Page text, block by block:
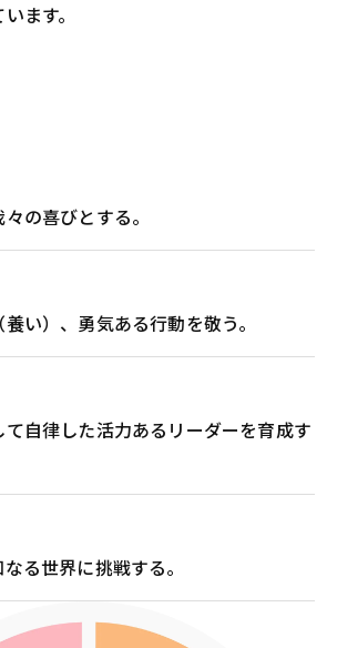
ます。
の喜びとする。
い）、勇気ある行動を敬う。
自律した活力あるリーダーを育成す
る世界に挑戦する。